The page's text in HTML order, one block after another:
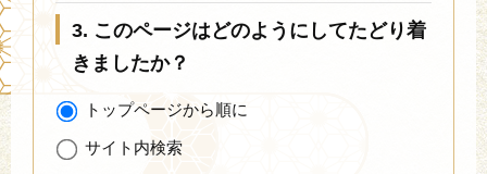
3. このページはどのようにしてたどり着
きましたか？
トップページから順に
サイト内検索